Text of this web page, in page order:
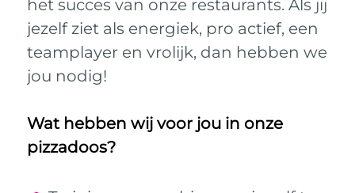
het succes van onze restaurants. Als jij
jezelf ziet als energiek, pro actief, een
teamplayer en vrolijk, dan hebben we
jou nodig!
Wat hebben wij voor jou in onze
pizzadoos?